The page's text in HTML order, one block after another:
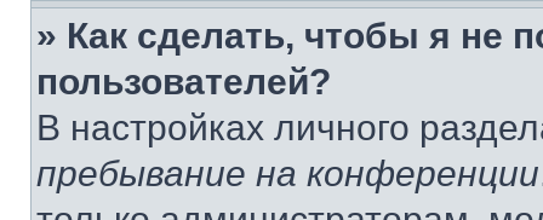
» Как сделать, чтобы я не
пользователей?
В настройках личного
пребывание на конференции